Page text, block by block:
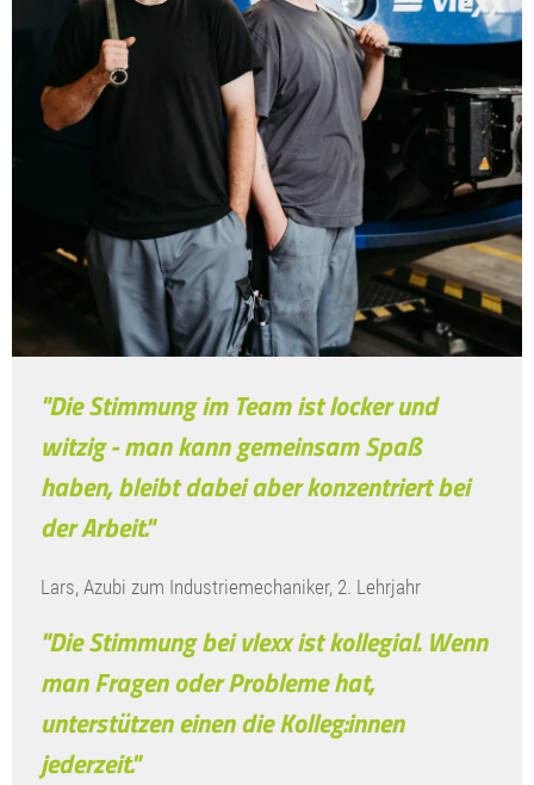
"Die Stimmung im Team ist locker und
witzig - man kann gemeinsam Spaß
haben, bleibt dabei aber konzentriert bei
der Arbeit."
Lars, Azubi zum Industriemechaniker, 2. Lehrjahr
"Die Stimmung bei vlexx ist kollegial. Wenn
man Fragen oder Probleme hat,
unterstützen einen die Kolleg:innen
jederzeit."